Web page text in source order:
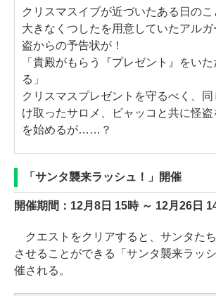
クリスマスイブが近づいたある日のこ
大きなくつしたを用意していたアル
盗からの予告状が！
「貴殿がもらう『プレゼント』をい
る」
クリスマスプレゼントを守るべく、
け取ったサロメ、ビャッコと共に怪
を始めるが……？
「サンタ襲来ラッシュ！」開催
開催期間：12月8日 15時 ～ 12月26日
クエストをクリアすると、サンタた
させることができる「サンタ襲来ラッ
催される。